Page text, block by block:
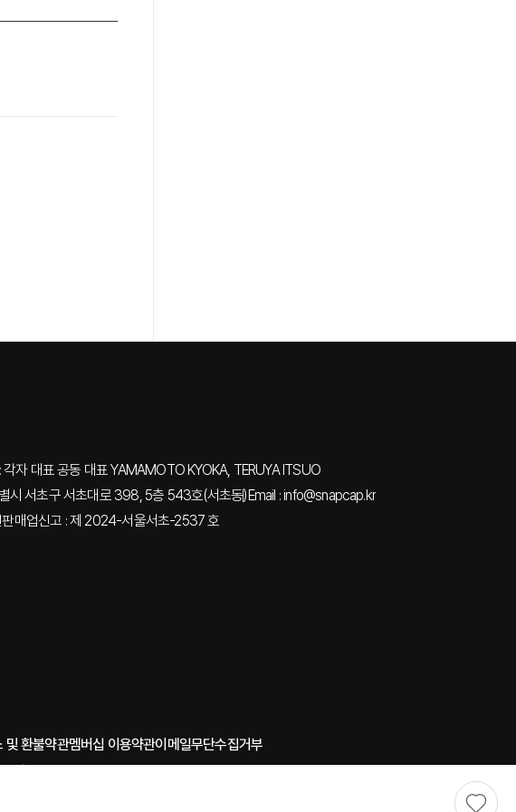
각자 대표 공동 대표 YAMAMOTO KYOKA, TERUYA ITSUO
시 서초구 서초대로 398, 5층 543호(서초동) Email : info@snapcap.kr
매업신고 : 제 2024-서울서초-2537 호
및 환불약관멤버십 이용약관이메일무단수집거부